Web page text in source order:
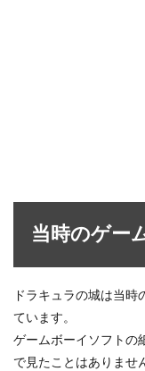
当時のゲー
ドラキュラの城は当
ています。
ゲームボーイソフトの
で見たことはありませ